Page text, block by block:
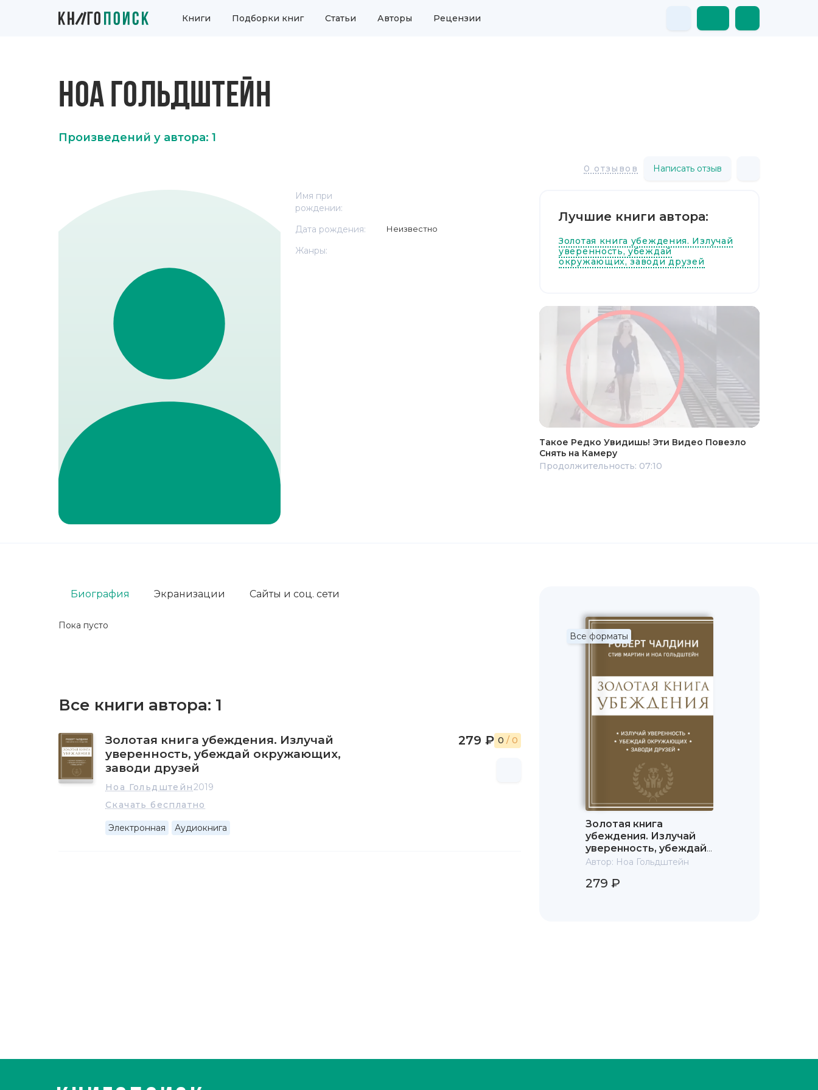
Книги Подборки книг Статьи Авторы Рецензии
НОА ГОЛЬДШТЕЙН
Произведений у автора: 1
0 отзывов Написать отзыв
Имя при
рождении:
Дата рождения:
Неизвестно
Жанры:
Лучшие книги автора:
Золотая книга убеждения. Излучай
уверенность, убеждай
окружающих, заводи друзей
Такое Редко Увидишь! Эти Видео Повезло
Снять на Камеру
Продолжительность: 07:10
Пока пусто
Биография Экранизации Сайты и соц. сети
Все книги автора: 1
Золотая книга убеждения. Излучай
уверенность, убеждай окружающих,
заводи друзей
Ноа Гольдштейн2019
Скачать бесплатно
Электронная Аудиокнига
279 ₽ 0 / 0
Все форматы
Золотая книга
убеждения. Излучай
уверенность, убеждай
окружающих, заводи
Автор: Ноа Гольдштейн
279 ₽